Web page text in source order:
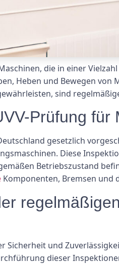
die in einer
Heben und Bewegen von
sind
Prüfung für
gesetzlich
Diese
Betriebszustand
Komponenten, Bremsen
Sicherheit und
dieser